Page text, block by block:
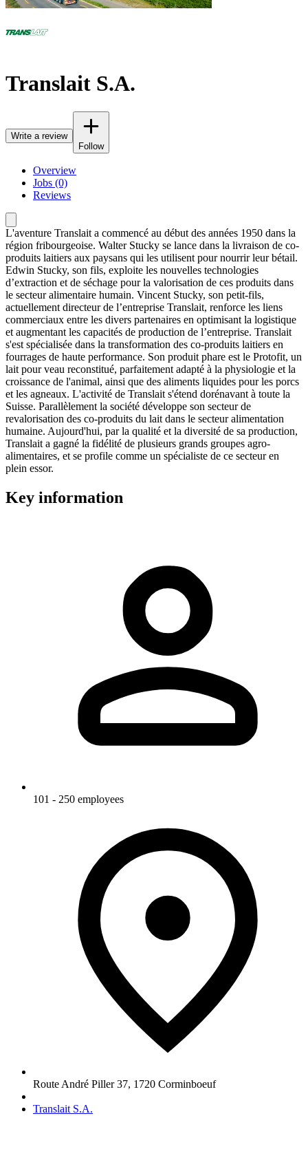
Translait S.A.
Write a review
Follow
Overview
Jobs (0)
Reviews
L'aventure Translait a commencé au début des années 1950 dans la
région fribourgeoise. Walter Stucky se lance dans la livraison de co-
produits laitiers aux paysans qui les utilisent pour nourrir leur bétail.
Edwin Stucky, son fils, exploite les nouvelles technologies
d’extraction et de séchage pour la valorisation de ces produits dans
le secteur alimentaire humain. Vincent Stucky, son petit-fils,
actuellement directeur de l’entreprise Translait, renforce les liens
commerciaux entre les divers partenaires en optimisant la logistique
et augmentant les capacités de production de l’entreprise. Translait
s'est spécialisée dans la transformation des co-produits laitiers en
fourrages de haute performance. Son produit phare est le Protofit, un
lait pour veau reconstitué, parfaitement adapté à la physiologie et la
croissance de l'animal, ainsi que des aliments liquides pour les porcs
et les agneaux. L'activité de Translait s'étend dorénavant à toute la
Suisse. Parallèlement la société développe son secteur de
revalorisation des co-produits du lait dans le secteur alimentation
humaine. Aujourd'hui, par la qualité et la diversité de sa production,
Translait a gagné la fidélité de plusieurs grands groupes agro-
alimentaires, et se profile comme un spécialiste de ce secteur en
plein essor.
Key information
101 - 250 employees
Route André Piller 37, 1720 Corminboeuf
Translait S.A.